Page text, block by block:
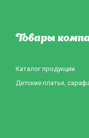
Товары
Каталог продукции
Детские платья,